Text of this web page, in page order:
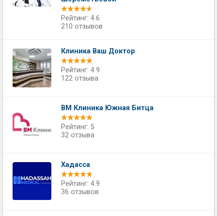
Рейтинг: 4.6
210 отзывов
Клиника Ваш Доктор
Рейтинг: 4.9
122 отзыва
ВМ Клиника Южная Битца
Рейтинг: 5
32 отзыва
Хадасса
Рейтинг: 4.9
36 отзывов